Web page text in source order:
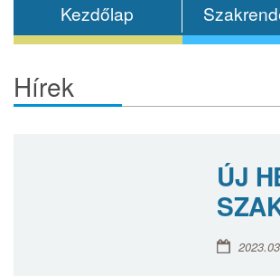
Kezdőlap
Hírek
ÚJ